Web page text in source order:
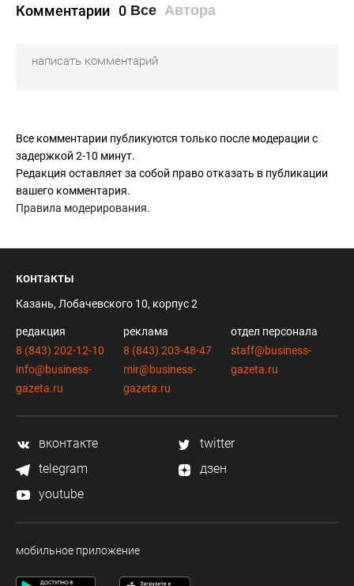
Комментарии 0 Все Автора
Все комментарии публикуются только после модерации с
задержкой 2-10 минут.
Редакция оставляет за собой право отказать в публикации
вашего комментария.
Правила модерирования.
контакты
Казань, Лобачевского 10, корпус 2
редакция
8 (843) 202-12-10
info@business-
gazeta.ru
реклама
8 (843) 203-48-47
mir@business-
gazeta.ru
отдел персонала
staff@business-
gazeta.ru
вконтакте
twitter
telegram
дзен
youtube
мобильное приложение